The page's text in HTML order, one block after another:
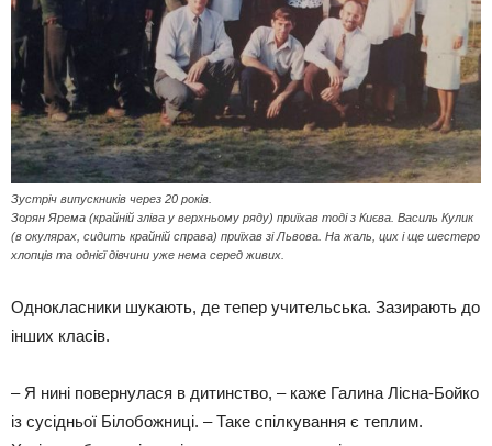
Зустріч випускників через 20 років.
Зорян Ярема (крайній зліва у верхньому ряду) приїхав тоді з Києва. Василь Кулик
(в окулярах, сидить крайній справа) приїхав зі Львова. На жаль, цих і ще шестеро
хлопців та однієї дівчини уже нема серед живих.
Однокласники шукають, де тепер учительська. Зазирають до
інших класів.
– Я нині повернулася в дитинство, – каже Галина Лісна-Бойко
із сусідньої Білобожниці. – Таке спілкування є теплим.